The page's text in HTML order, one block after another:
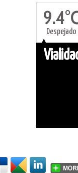
Despejado